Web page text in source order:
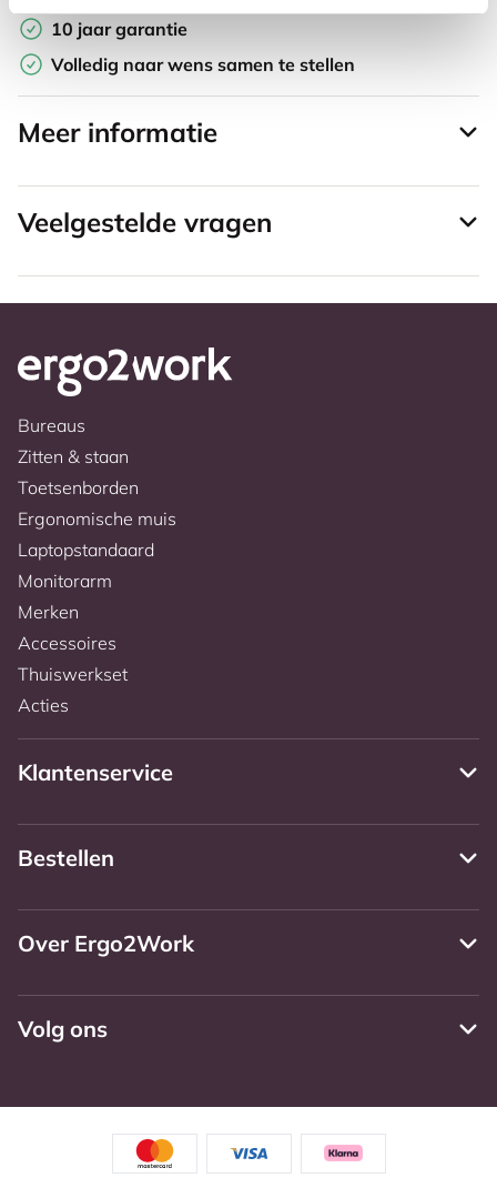
10 jaar garantie
Volledig naar wens samen te stellen
Meer informatie
Veelgestelde vragen
Bureaus
Zitten & staan
Toetsenborden
Ergonomische muis
Laptopstandaard
Monitorarm
Merken
Accessoires
Thuiswerkset
Acties
Klantenservice
Bestellen
Over Ergo2Work
Volg ons